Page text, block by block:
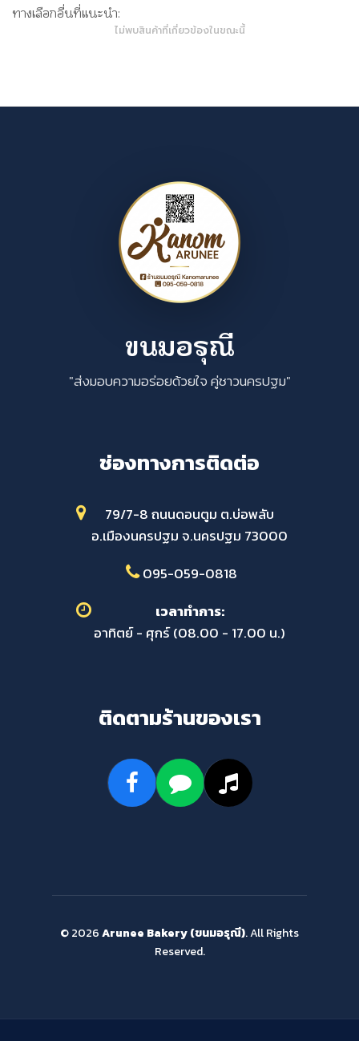
ทางเลือกอื่นที่แนะนำ:
ไม่พบสินค้าที่เกี่ยวข้องในขณะนี้
ขนมอรุณี
"ส่งมอบความอร่อยด้วยใจ คู่ชาวนครปฐม"
ช่องทางการติดต่อ
79/7-8 ถนนดอนตูม ต.บ่อพลับ
อ.เมืองนครปฐม จ.นครปฐม 73000
095-059-0818
เวลาทำการ:
อาทิตย์ - ศุกร์ (08.00 - 17.00 น.)
ติดตามร้านของเรา
© 2026Arunee Bakery (ขนมอรุณี). All Rights
Reserved.